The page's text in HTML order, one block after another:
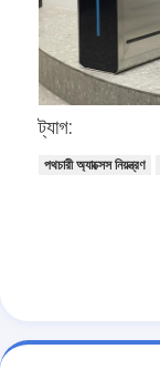
ট্যাগ:
পথচারী অ্যাক্সেস নিয়ন্ত্রণ